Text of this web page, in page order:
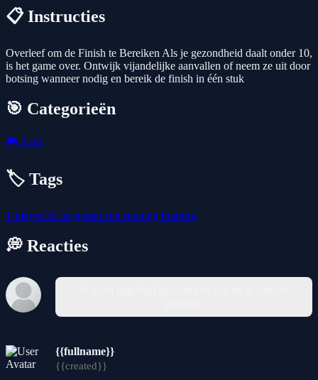
📋 Instructies
Overleef om de Finish te Bereiken Als je gezondheid daalt onder 10,
is het game over. Ontwijk vijandelijke aanvallen of neem ze uit door
botsing wanneer nodig en bereik de finish in één stuk
🎯 Categorieën
🎮 Actie
🏷️ Tags
1-player3d 3d-games run running brainrot
💭 Reacties
{{fullname}}
{{created}}